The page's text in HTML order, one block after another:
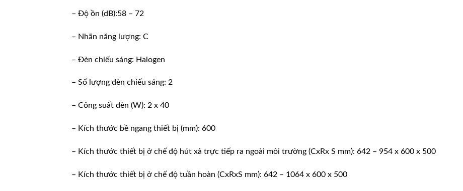
– Độ ồn (dB):58 – 72
– Nhãn năng lượng: C
– Đèn chiếu sáng: Halogen
– Số lượng đèn chiếu sáng: 2
– Công suất đèn (W): 2 x 40
– Kích thước bề ngang thiết bị (mm): 600
– Kích thước thiết bị ở chế độ hút xả trực tiếp ra ngoài môi trường (CxRx S mm): 642 – 954 x 600 x 500
– Kích thước thiết bị ở chế độ tuần hoàn (CxRxS mm): 642 – 1064 x 600 x 500